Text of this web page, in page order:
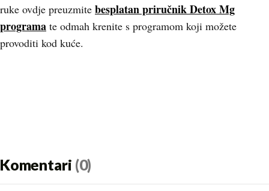
ruke ovdje preuzmite besplatan priručnik Detox Mg
programa te odmah krenite s programom koji možete
provoditi kod kuće.
Komentari (0)